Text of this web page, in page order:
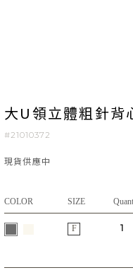
大U領立體粗針背
#21010372
現貨供應中
COLOR SIZE
F